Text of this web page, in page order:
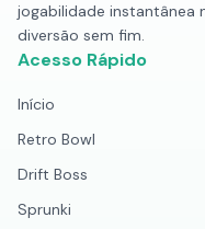
jogabilidade instantânea
diversão sem fim.
Acesso Rápido
Início
Retro Bowl
Drift Boss
Sprunki